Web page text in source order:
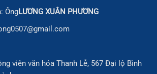
ÔngLƯƠNG XUÂN PHƯƠNG
viên văn hóa Thanh Lễ, 567 Đại lộ Bình